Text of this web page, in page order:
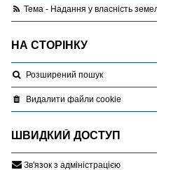
Тема - Надання у власність земельних
НА СТОРІНКУ
Розширений пошук
Видалити файли cookie
ШВИДКИЙ ДОСТУП
Зв'язок з адміністрацією